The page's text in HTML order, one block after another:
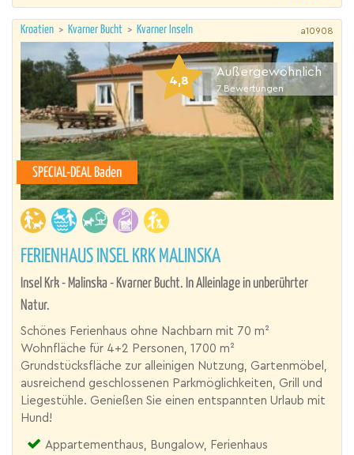
Kroatien > Kvarner Bucht > Kvarner Inseln a10908
4,8
Außergewöhnlich
7 Bewertungen
SPECIAL-DEAL Baden
FERIENHAUS INSEL KRK MALINSKA
Insel Krk - Malinska - Kvarner Bucht. In Alleinlage in unberührter
Natur.
Schönes Ferienhaus ohne Nachbarn mit 70 m²
Wohnfläche für 4+2 Personen, 1700 m²
Grundstücksfläche zur alleinigen Nutzung, Gartenmöbel,
ausreichend geschlossenen Parkmöglichkeiten, Grill und
Liegestühle. Genießen Sie einen entspannten Urlaub mit
Hund!
Appartementhaus, Bungalow, Ferienhaus